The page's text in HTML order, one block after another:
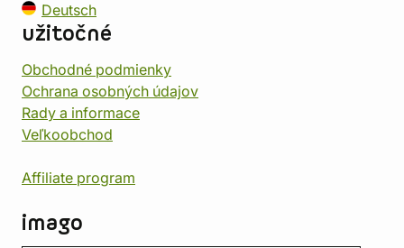
Deutsch
užitočné
Obchodné podmienky
Ochrana osobných údajov
Rady a informace
Veľkoobchod
Affiliate program
imago